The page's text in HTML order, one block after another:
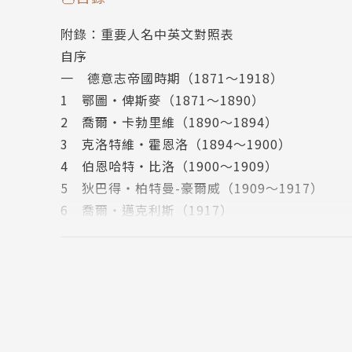
附錄：重要人名中英文對照表
自序
一 德意志帝國時期（1871～1918）
1 鄂圖‧俾斯麥（1871～1890）
2 喬爾‧卡勃里維（1890～1894）
3 克洛特維‧霍恩洛（1894～1900）
4 伯恩哈特‧比洛（1900～1909）
5 狄巴得‧柏特曼-豪爾威（1909～1917）
6 喬爾‧邁克利斯（1917）